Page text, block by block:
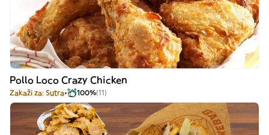
Pollo Loco Crazy Chicken
Zakaži za: Sutra 100%(11)